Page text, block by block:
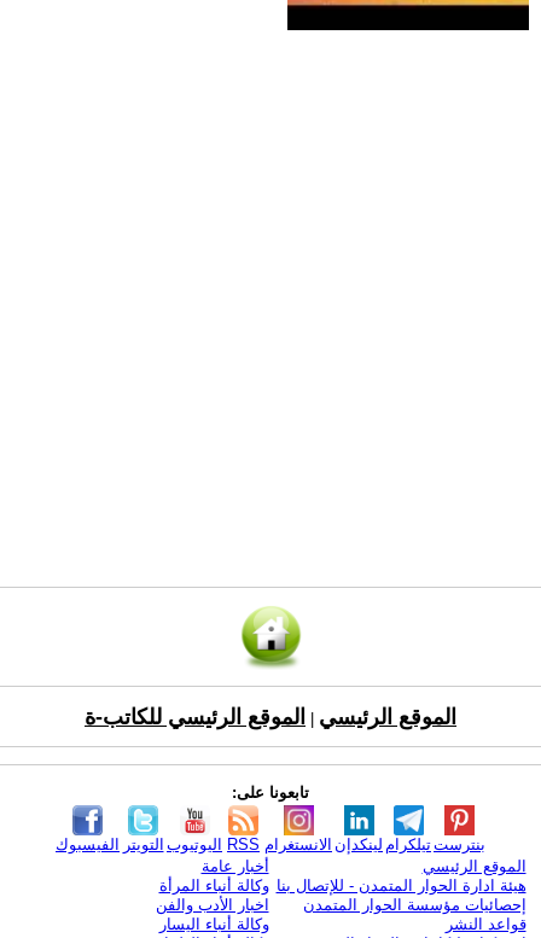
الموقع الرئيسي الموقع الرئيسي للكاتب-ة
تابعونا على:
الفيسبوك التويتر اليوتيوب RSS الانستغرام لينكدإن تيلكرامبنترست
الموقع الرئيسي
هيئة ادارة الحوار المتمدن - للإتصال بنا
إحصائيات مؤسسة الحوار المتمدن
قواعد النشر
أخبار عامة
وكالة أنباء المرأة
اخبار الأدب والفن
وكالة أنباء اليسار